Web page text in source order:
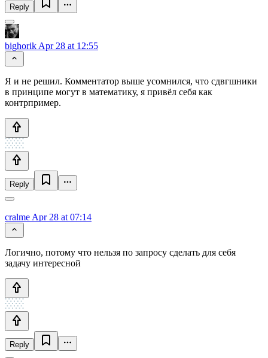
Reply
bighorik Apr 28 at 12:55
Я и не решил. Комментатор выше усомнился, что сдвгшники
в принципе могут в математику, я привёл себя как
контрпример.
Reply
cralme Apr 28 at 07:14
Логично, потому что нельзя по запросу сделать для себя
задачу интересной
Reply